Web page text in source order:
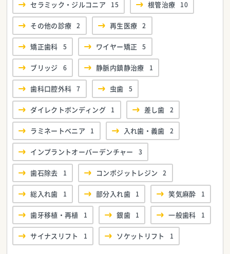
セラミック・ジルコニア 15 根管治療 10
その他の診療 2 再生医療 2
矯正歯科 5 ワイヤー矯正 5
ブリッジ 6 静脈内鎮静治療 1
歯科口腔外科 7 虫歯 5
ダイレクトボンディング 1 差し歯 2
ラミネートベニア 1 入れ歯・義歯 2
インプラントオーバーデンチャー 3
歯石除去 1 コンポジットレジン 2
総入れ歯 1 部分入れ歯 1 笑気麻酔 1
歯牙移植・再植 1 銀歯 1 一般歯科 1
サイナスリフト 1 ソケットリフト 1